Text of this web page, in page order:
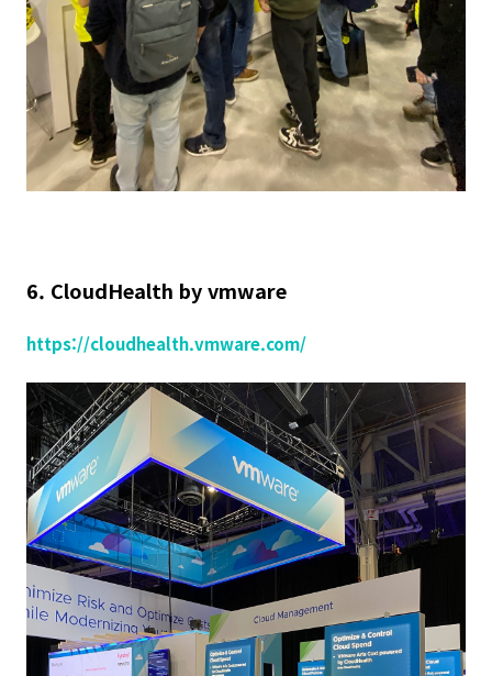
6. CloudHealth by vmware
https://cloudhealth.vmware.com/